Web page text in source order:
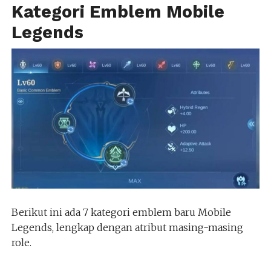
Kategori Emblem Mobile
Legends
Berikut ini ada 7 kategori emblem baru Mobile
Legends, lengkap dengan atribut masing-masing
role.